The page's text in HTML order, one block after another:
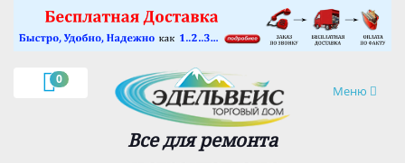
0
Навигация
Меню
Все для ремонта
×